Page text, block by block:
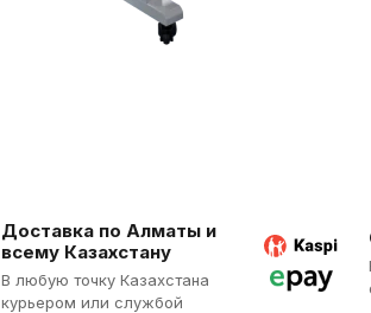
Доставка по Алматы и
всему Казахстану
В любую точку Казахстана
курьером или службой